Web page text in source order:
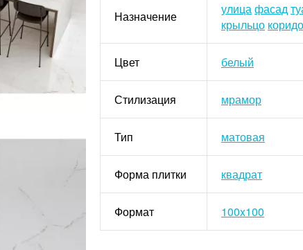
Назначение улицафасад
крыльцо
Цвет белый
Стилизация мрамор
Тип матовая
Форма плитки квадрат
Формат 100x100